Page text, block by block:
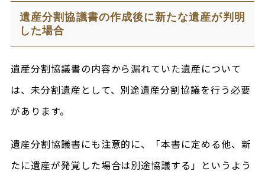
遺産分割協議書の作成後に新たな遺産が判明
した場合
遺産分割協議書の内容から漏れていた遺産について
は、未分割遺産として、別途遺産分割協議を行う必要
があります。
遺産分割協議書にも注意的に、「本書に定める他、新
たに遺産が発覚した場合は別途協議する」というよう